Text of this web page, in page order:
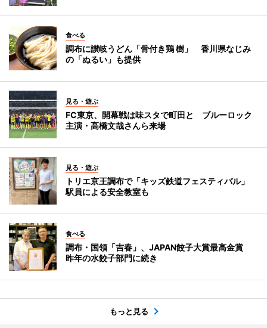
食べる
調布に讃岐うどん「骨付き鶏 樹」 香川県なじみ
の「ぬるい」も提供
見る・遊ぶ
FC東京、開幕戦は味スタで町田と ブルーロック
主演・高橋文哉さんら来場
見る・遊ぶ
トリエ京王調布で「キッズ鉄道フェスティバル」
駅員による安全教室も
食べる
調布・国領「吉春」、JAPAN餃子大賞最高金賞
昨年の水餃子部門に続き
もっと見る